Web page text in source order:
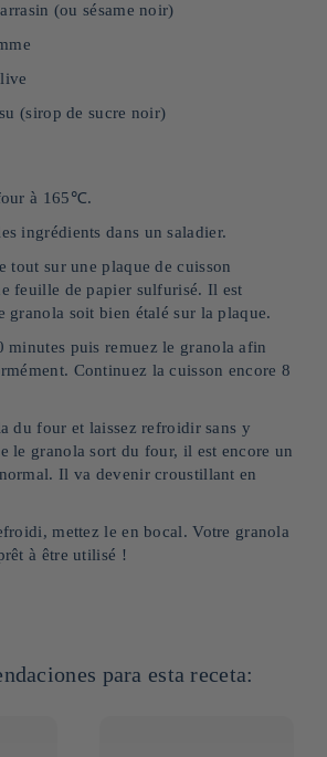
(ou sésame noir)
(sirop de sucre noir)
à 165℃.
ingrédients dans un saladier.
tout sur une plaque de cuisson
feuille de papier sulfurisé. Il est
granola soit bien étalé sur la plaque.
minutes puis remuez le granola afin
Continuez la cuisson encore 8
du four et laissez refroidir sans y
le granola sort du four, il est encore un
Il va devenir croustillant en
mettez le en bocal. Votre granola
à être utilisé !
para esta receta: